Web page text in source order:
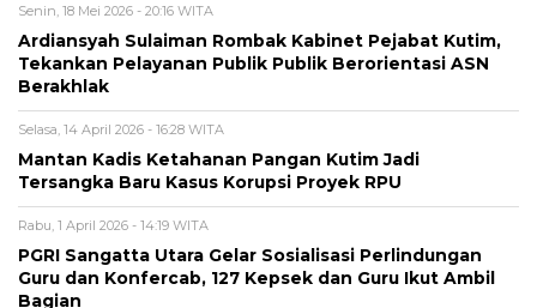
Senin, 18 Mei 2026 - 20:16 WITA
Ardiansyah Sulaiman Rombak Kabinet Pejabat Kutim,
Tekankan Pelayanan Publik Publik Berorientasi ASN
Berakhlak
Selasa, 14 April 2026 - 16:28 WITA
Mantan Kadis Ketahanan Pangan Kutim Jadi
Tersangka Baru Kasus Korupsi Proyek RPU
Rabu, 1 April 2026 - 14:19 WITA
PGRI Sangatta Utara Gelar Sosialisasi Perlindungan
Guru dan Konfercab, 127 Kepsek dan Guru Ikut Ambil
Bagian